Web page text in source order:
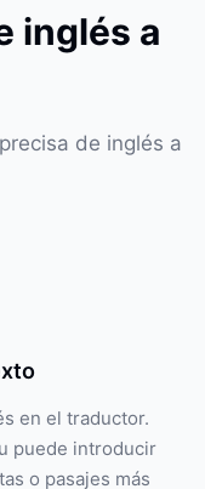
inglés a
de inglés a
en el traductor.
puede introducir
o pasajes más